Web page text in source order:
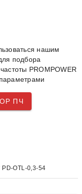
нашим
подбора
PROMPOWER
ПЧ
OTL-0,3-54